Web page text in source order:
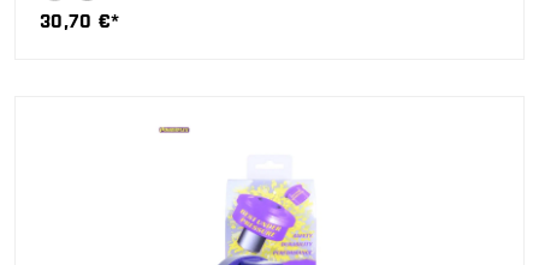
30,70 €*